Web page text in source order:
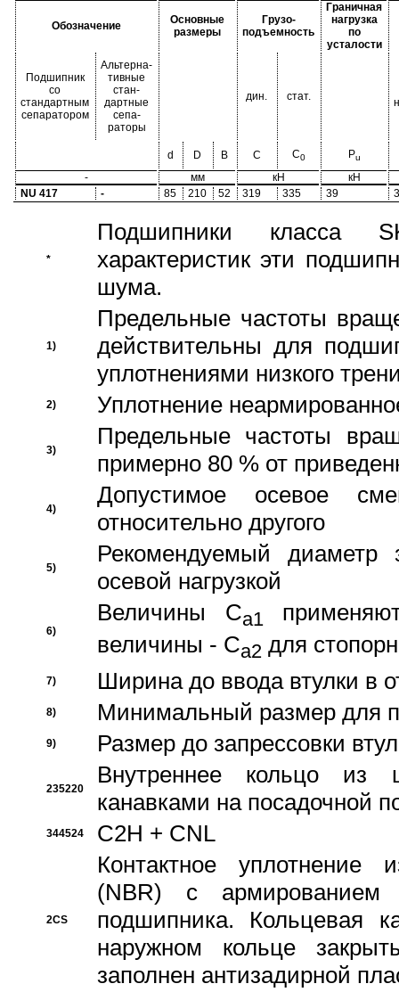
Обозначение
Основные
размеры
Грузо-
подъемность
Граничная
нагрузка
по
усталости
Подшипник
со
стандартным
сепаратором
Альтерна-
тивные
стан-
дартные
сепа-
раторы
дин. стат.
d D B C C0 Pu
- мм кН
кН
NU 417
- 85 210 52 319 335 39
*
Подшипники класса
характеристик эти
шума.
1)
Предельные частоты
действительны для
уплотнениями низкого
2) Уплотнение
3)
Предельные частоты
примерно 80 % от
4)
Допустимое осевое
относительно другого
5)
Рекомендуемый диаметр
осевой нагрузкой
6)
Величины Ca1
величины - Ca2 для
7) Ширина до ввода втулки в
8) Минимальный размер для
9) Размер до запрессовки
235220
Внутреннее кольцо из
канавками на посадочной
344524 C2H + CNL
2CS
Контактное уплотнение
(NBR) с
подшипника. Кольцевая
наружном кольце
заполнен антизадирной